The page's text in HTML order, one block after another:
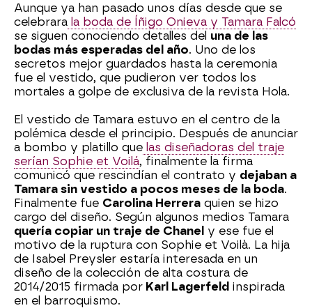
Aunque ya han pasado unos días desde que se
celebrara la boda de Íñigo Onieva y Tamara Falcó
se siguen conociendo detalles del una de las
bodas más esperadas del año. Uno de los
secretos mejor guardados hasta la ceremonia
fue el vestido, que pudieron ver todos los
mortales a golpe de exclusiva de la revista Hola.
El vestido de Tamara estuvo en el centro de la
polémica desde el principio. Después de anunciar
a bombo y platillo que las diseñadoras del traje
serían Sophie et Voilá, finalmente la firma
comunicó que rescindían el contrato y dejaban a
Tamara sin vestido a pocos meses de la boda.
Finalmente fue Carolina Herrera quien se hizo
cargo del diseño. Según algunos medios Tamara
quería copiar un traje de Chanel y ese fue el
motivo de la ruptura con Sophie et Voilà. La hija
de Isabel Preysler estaría interesada en un
diseño de la colección de alta costura de
2014/2015 firmada por Karl Lagerfeld inspirada
en el barroquismo.